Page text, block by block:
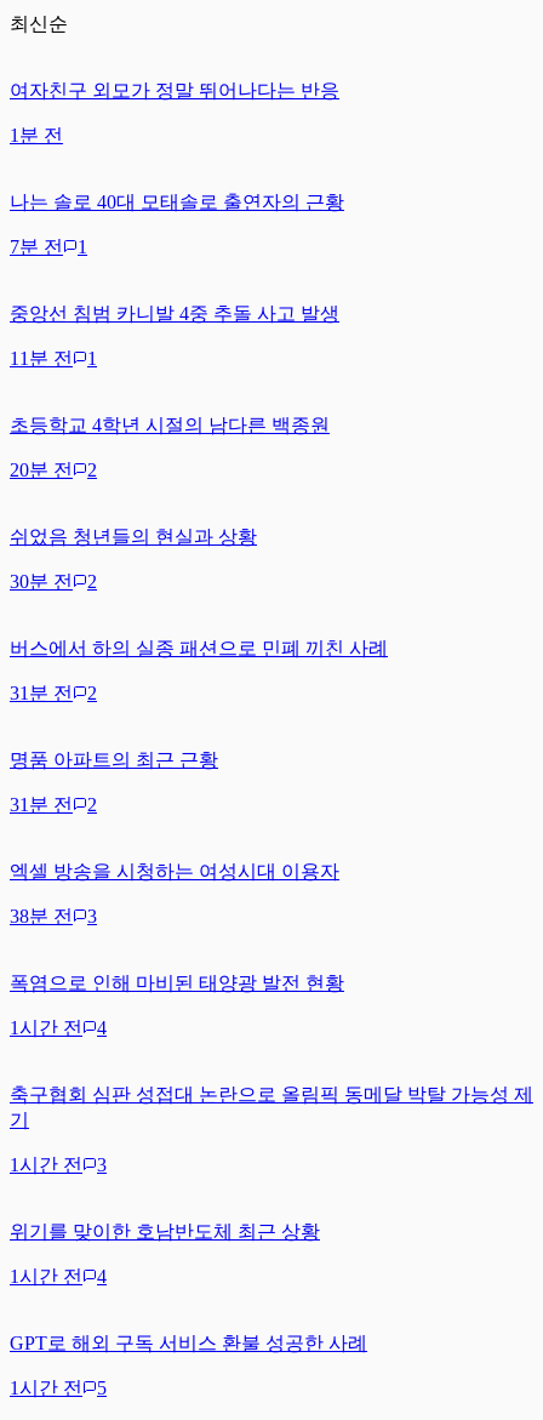
최신순
여자친구 외모가 정말 뛰어나다는 반응
1분 전
나는 솔로 40대 모태솔로 출연자의 근황
7분 전 1
중앙선 침범 카니발 4중 추돌 사고 발생
11분 전 1
초등학교 4학년 시절의 남다른 백종원
20분 전 2
쉬었음 청년들의 현실과 상황
30분 전 2
버스에서 하의 실종 패션으로 민폐 끼친 사례
31분 전 2
명품 아파트의 최근 근황
31분 전 2
엑셀 방송을 시청하는 여성시대 이용자
38분 전 3
폭염으로 인해 마비된 태양광 발전 현황
1시간 전 4
축구협회 심판 성접대 논란으로 올림픽 동메달 박탈 가능성 제
기
1시간 전 3
위기를 맞이한 호남반도체 최근 상황
1시간 전 4
GPT로 해외 구독 서비스 환불 성공한 사례
1시간 전 5